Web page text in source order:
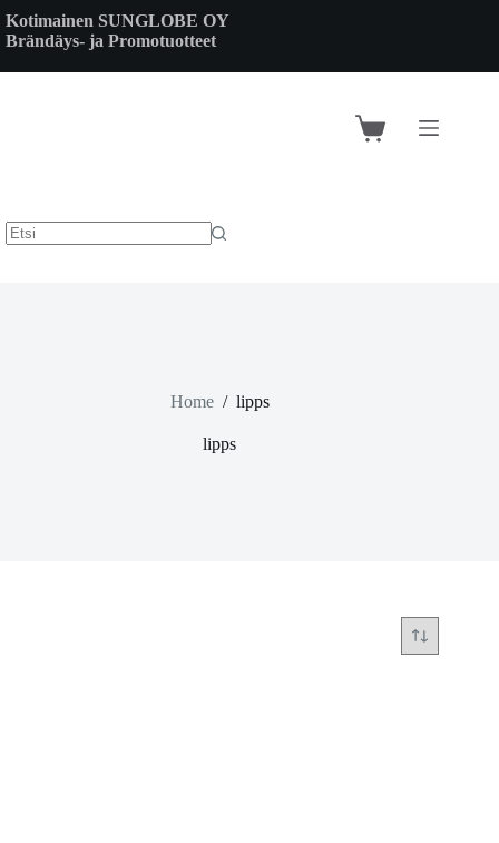
to
content
Kotimainen SUNGLOBE OY
Brändäys- ja Promotuotteet
Shopping
Home / lipps
lipps